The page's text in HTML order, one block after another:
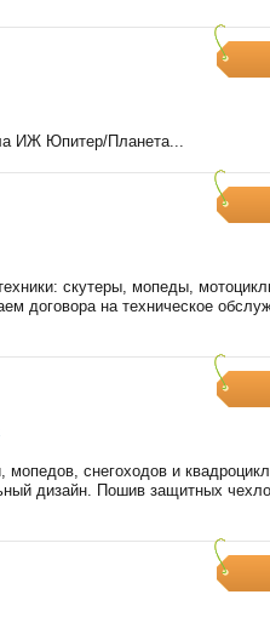
ИЖ Юпитер/Планета...
скутеры, мопеды,
договора на техническое
мопедов, снегоходов и
дизайн. Пошив защитных